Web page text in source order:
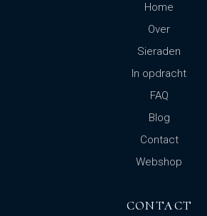
Home
Over
Sieraden
In opdracht
FAQ
Blog
Contact
Webshop
CONTACT